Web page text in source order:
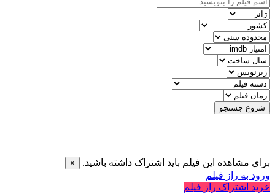
شروع جستجو
برای مشاهده این فیلم باید اشتراک داشته باشید. ×
ورود به راز فیلم
خرید اشتراک راز فیلم